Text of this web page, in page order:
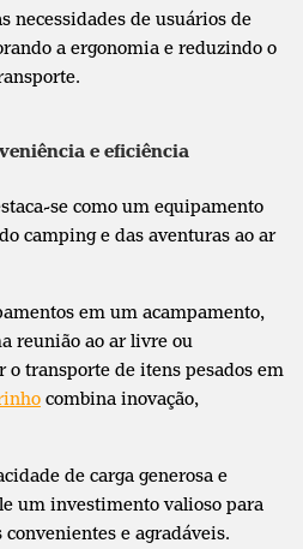
necessidades de usuários de
a ergonomia e reduzindo o
e eficiência
se como um equipamento
camping e das aventuras ao ar
em um acampamento,
reunião ao ar livre ou
transporte de itens pesados em
combina inovação,
de carga generosa e
um investimento valioso para
e agradáveis.